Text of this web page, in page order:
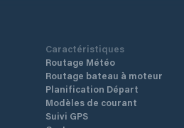
Caractéristiques
Routage Météo
Routage bateau à moteur
Planification Départ
Modèles de courant
Suivi GPS